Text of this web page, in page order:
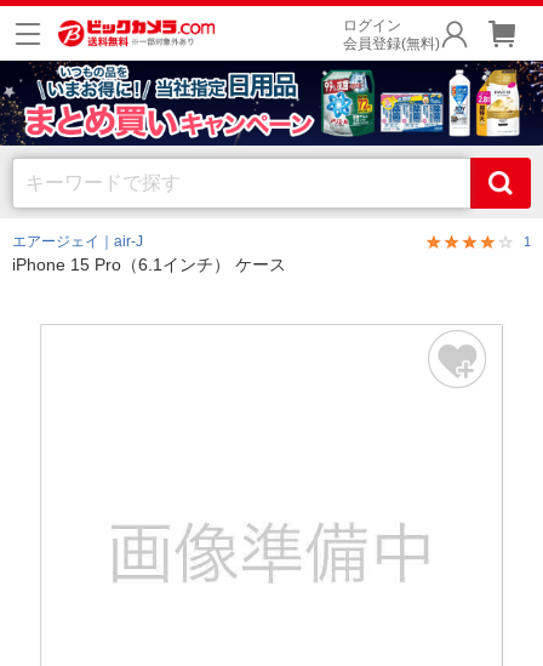
ログイン
会員登録(無料)
エアージェイ｜air-J 1
iPhone 15 Pro（6.1インチ） ケース